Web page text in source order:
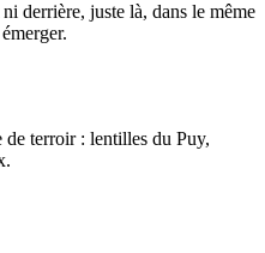
derrière, juste là, dans le même
terroir : lentilles du Puy,